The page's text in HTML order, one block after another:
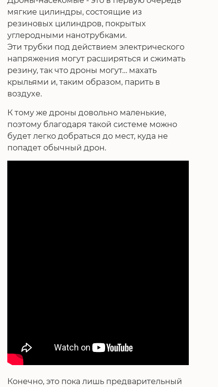
мягкие цилиндры, состоящие из
резиновых цилиндров, покрытых
углеродными нанотрубками.
Эти трубки под действием электрического
напряжения могут расширяться и сжимать
резину, так что дроны могут… махать
крыльями и, таким образом, парить в
воздухе.
К тому же дроны довольно маленькие,
поэтому благодаря такой системе можно
будет легко добраться до мест, куда не
попадет обычный дрон.
Конечно, это пока лишь предварительный